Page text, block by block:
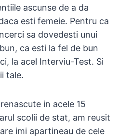
ascunse de a da
esti femeie. Pentru ca
sa dovedesti unui
ca esti la fel de bun
la acel Interviu-Test. Si
tale.
in acele 15
scolii de stat, am reusit
imi apartineau de cele